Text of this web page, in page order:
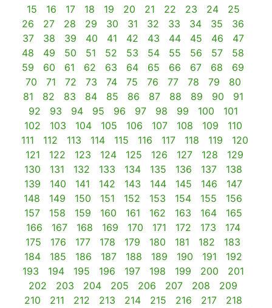
15
16 17 18 19 20 21 22 23 24
25
26
27 28 29 30 31 32 33 34 35
36
37
38 39 40 41 42 43 44 45 46
47
48
49 50 51 52 53 54 55 56 57
58
59
60 61 62 63 64 65 66 67 68
69
70
71 72 73 74 75 76 77 78 79
80
81
82 83 84 85 86 87 88 89 90
91
92
93 94 95 96 97 98 99 100
101
102
103 104 105 106 107 108 109
110
111
112 113 114 115 116 117 118 119
120
121
122 123 124 125 126 127 128
129
130
131 132 133 134 135 136 137
138
139
140 141 142 143 144 145 146
147
148
149 150 151 152 153 154 155
156
157
158 159 160 161 162 163 164
165
166
167 168 169 170 171 172 173
174
175
176 177 178 179 180 181 182
183
184
185 186 187 188 189 190 191
192
193
194 195 196 197 198 199 200
201
202
203 204 205 206 207 208
209
210
211 212 213 214 215 216 217
218